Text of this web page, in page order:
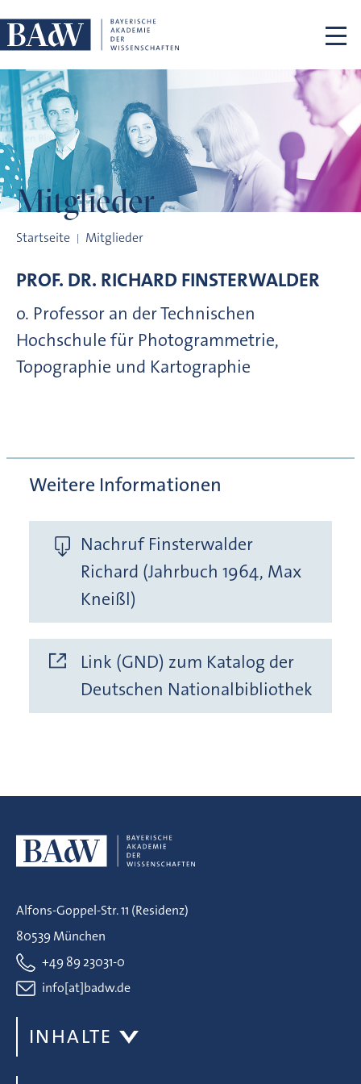
Mitglieder
Startseite Mitglieder
PROF. DR. RICHARD FINSTERWALDER
o. Professor an der Technischen
Hochschule für Photogrammetrie,
Topographie und Kartographie
Weitere Informationen
Nachruf Finsterwalder
Richard (Jahrbuch 1964, Max
Kneißl)
Link (GND) zum Katalog der
Deutschen Nationalbibliothek
Alfons-Goppel-Str. 11 (Residenz)
80539 München
+49 89 23031-0
info[at]badw.de
INHALTE